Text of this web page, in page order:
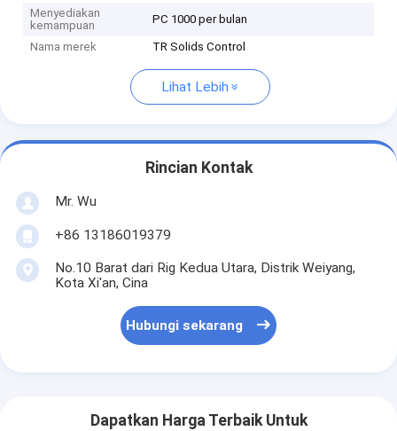
Menyediakan
kemampuan
PC 1000 per bulan
Nama merek TR Solids Control
Lihat Lebih
Rincian Kontak
Mr. Wu
+86 13186019379
No.10 Barat dari Rig Kedua Utara, Distrik Weiyang,
Kota Xi'an, Cina
Hubungi sekarang
Dapatkan Harga Terbaik Untuk